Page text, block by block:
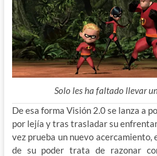
Solo les ha faltado llevar
De esa forma Visión 2.0 se lanza a
por lejía y tras trasladar su
vez prueba un nuevo acercamiento,
de su poder trata de razonar